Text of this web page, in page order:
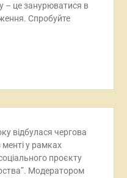
– це занурюватися в
Спробуйте
відбулася чергова
менті у рамках
проєкту
Модератором